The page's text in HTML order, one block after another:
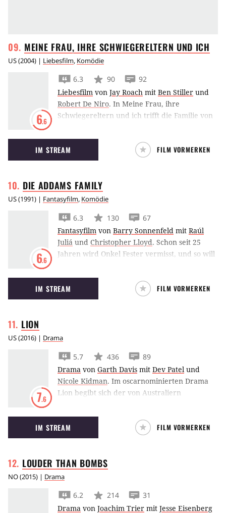
MEINE FRAU, IHRE SCHWIEGERELTERN UND ICH
US(2004) | Liebesfilm, Komödie
6.6
6.3 90
92
Liebesfilm von Jay Roach mit Ben Stiller und
Robert De Niro. In Meine Frau, ihre
Schwiegereltern und ich trifft die Familie von
Hoffman, Barbra Streisand und Sohnemann
Ben Stiller.
IM STREAM FILM VORMERKEN
DIE ADDAMS FAMILY
US(1991) | Fantasyfilm, Komödie
6.6
6.3 130
67
Fantasyfilm von Barry Sonnenfeld mit Raúl
Juliá und Christopher Lloyd. Schon seit 25
Jahren wird Onkel Fester vermisst, und so will
Doppelgänger unterjubeln, um an das Geld
der Familie zu kommen. Der falsche Onkel
passt sich gut der Familie an, doch die jüngste
der Addams, basierend auf der Fernsehserie
IM STREAM FILM VORMERKEN
LION
US(2016) | Drama
7.6
5.7 436
89
Drama von Garth Davis mit Dev Patel und
Nicole Kidman. Im oscarnominierten Drama
Lion begibt sich der von Australiern
Suche nach seiner leiblichen Familie.
IM STREAM FILM VORMERKEN
LOUDER THAN BOMBS
NO(2015) | Drama
6.2 214
31
Drama von Joachim Trier mit Jesse Eisenberg